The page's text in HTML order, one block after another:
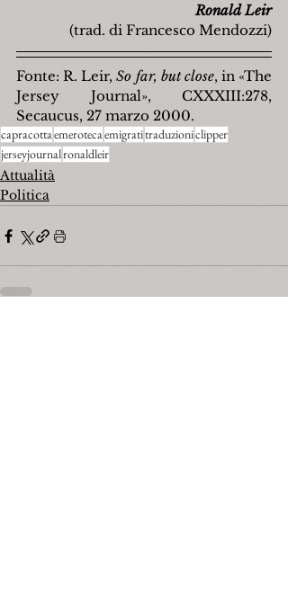
Ronald Leir
(trad. di Francesco Mendozzi)
Fonte: R. Leir, So far, but close, in «The
Jersey Journal», CXXXIII:278,
Secaucus, 27 marzo 2000.
capracottaemerotecaemigratitraduzioniclipper
jerseyjournalronaldleir
Attualità
Politica